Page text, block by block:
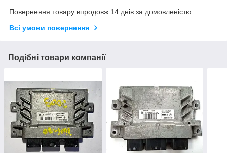
Повернення товару впродовж 14 днів за домовленістю
Всі умови повернення
Подібні товари компанії